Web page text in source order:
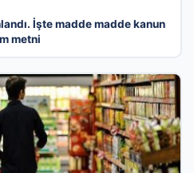
İşte madde madde kanun
metni